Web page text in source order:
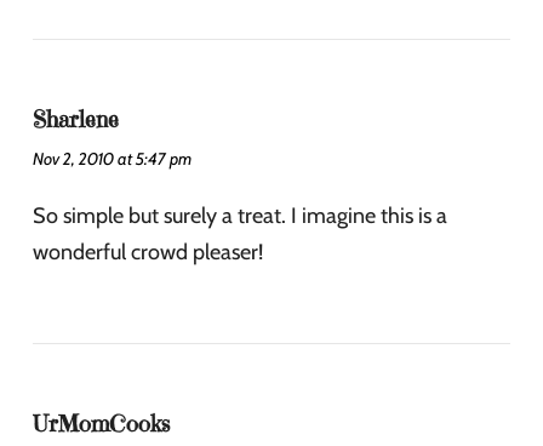
Sharlene
Nov 2, 2010 at 5:47 pm
So simple but surely a treat. I imagine this is a
wonderful crowd pleaser!
UrMomCooks